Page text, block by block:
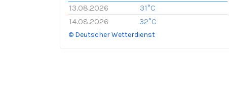
13.08.2026
31°C
14.08.2026
32°C
© Deutscher Wetterdienst